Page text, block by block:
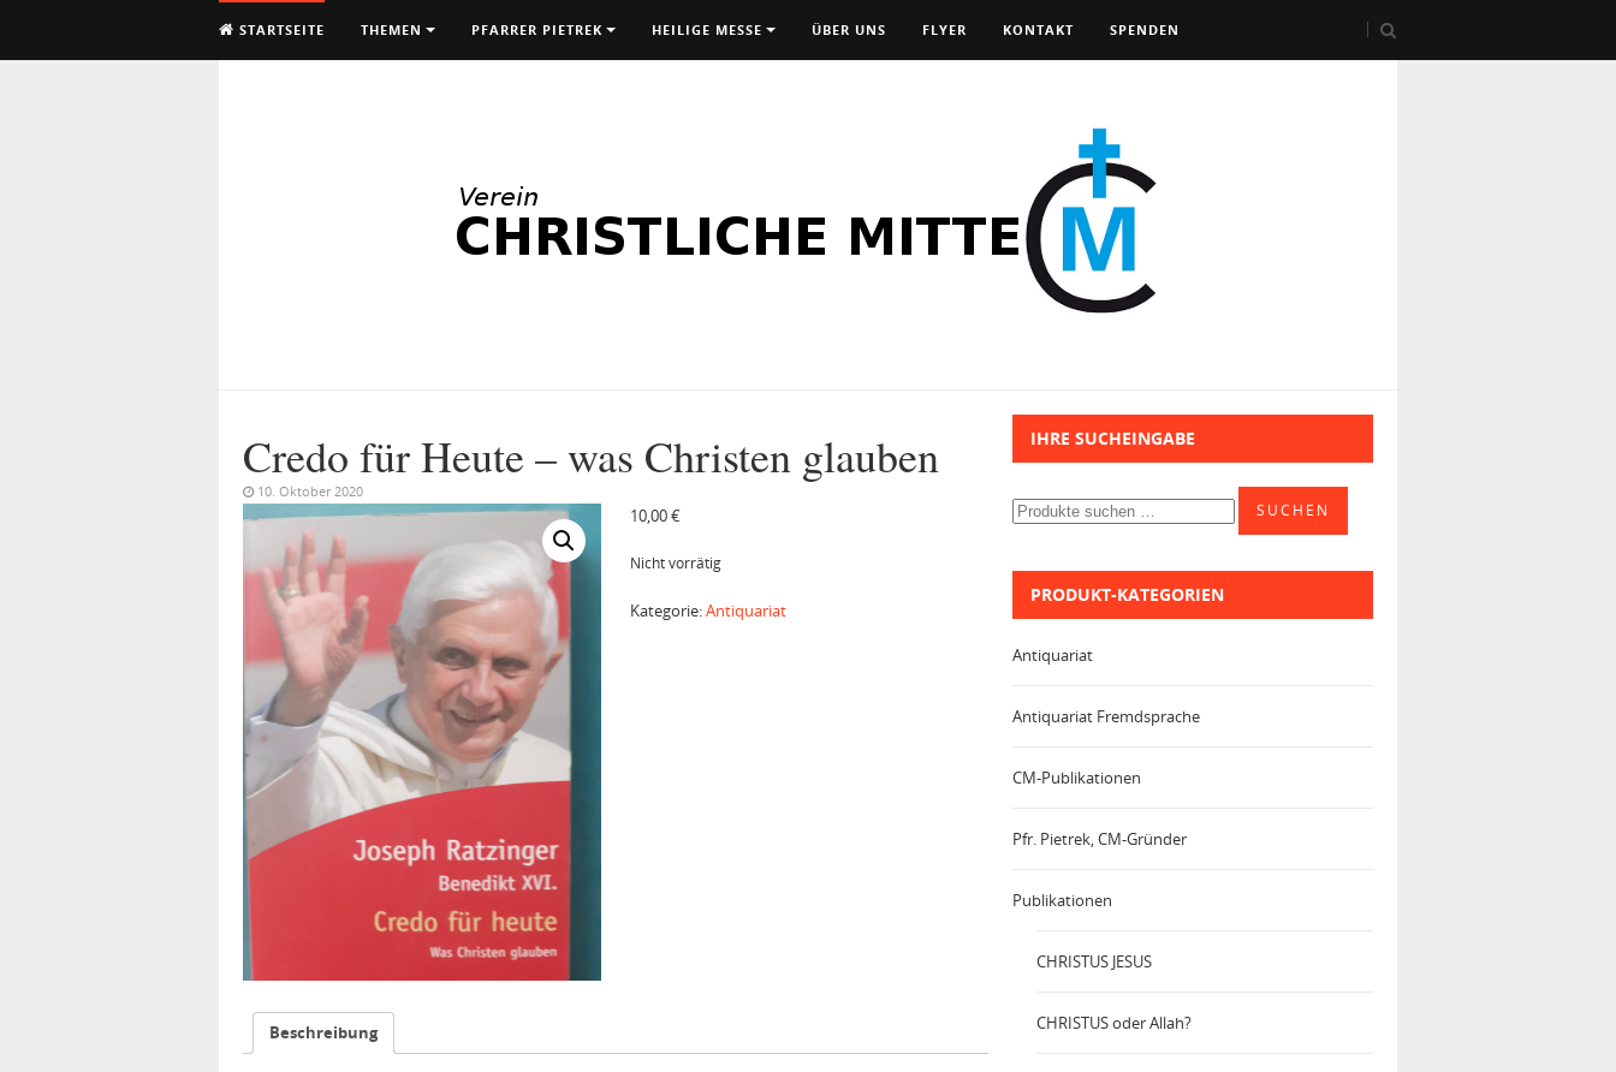
STARTSEITE THEMEN PFARRER PIETREK HEILIGE MESSE ÜBER UNS FLYER KONTAKT SPENDEN
Credo für Heute – was Christen glauben
10. Oktober 2020
10,00€
Nicht vorrätig
Kategorie:Antiquariat
Beschreibung
IHRE SUCHEINGABE
Suchen
nach:
SUCHEN
PRODUKT-KATEGORIEN
Antiquariat
Antiquariat Fremdsprache
CM-Publikationen
Pfr. Pietrek, CM-Gründer
Publikationen
CHRISTUS JESUS
CHRISTUS oder Allah?